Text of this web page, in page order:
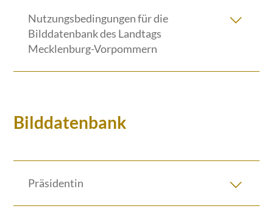
Nutzungsbedingungen für die
Bilddatenbank des Landtags
Mecklenburg-Vorpommern
Bilddatenbank
Präsidentin